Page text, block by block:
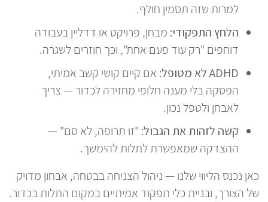
למרות שזה תסמין חולף.
הלחץ התפקודי: מבחן, פרויקט או דדליין בעבודה
דוחפים "רק עוד פעם אחת", וכך חוזרים לשגרה.
ADHD לא מטופל:
אם קיים קושי קשב אמיתי,
הפסקה בלי מענה חלופי מחזירה לכדור — צריך
לאבחן ולטפל נכון.
קשה לזהות את הגבול: "זו תרופה, לא סם" —
ההצדקה שמאפשרת לתלות להימשך.
כאן נכנס הליווי שלנו — ניהול הצניחה בבטחה, אבחון מדויק
של הצורך, ובניית כלי תפקוד אמיתיים במקום התלות בכדור.